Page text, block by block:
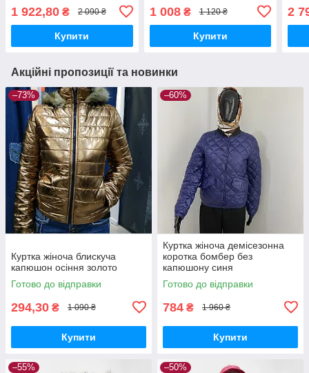
1 922,80 ₴ 2 090 ₴
Купити
1 008₴ 1 120 ₴
Купити
2
Акційні пропозиції та новинки
–73%
Куртка жіноча блискуча
капюшон осіння золото
Готово до відправки
294,30 ₴ 1 090 ₴
Купити
–60%
Куртка жіноча демісезонна
коротка бомбер без
капюшону синя
Готово до відправки
784 ₴ 1 960 ₴
Купити
–55% –50%